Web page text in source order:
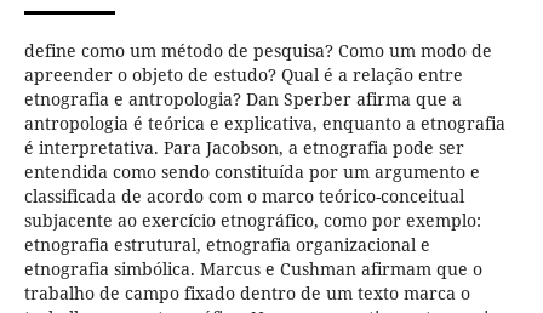
define como um método de pesquisa? Como um modo de
apreender o objeto de estudo? Qual é a relação entre
etnografia e antropologia? Dan Sperber afirma que a
antropologia é teórica e explicativa, enquanto a etnografia
é interpretativa. Para Jacobson, a etnografia pode ser
entendida como sendo constituída por um argumento e
classificada de acordo com o marco teórico-conceitual
subjacente ao exercício etnográfico, como por exemplo:
etnografia estrutural, etnografia organizacional e
etnografia simbólica. Marcus e Cushman afirmam que o
trabalho de campo fixado dentro de um texto marca o